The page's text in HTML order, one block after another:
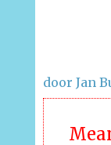
door Jan